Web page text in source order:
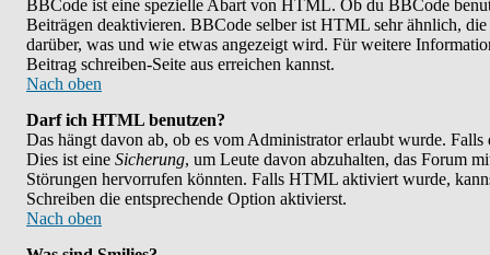
BBCode ist eine spezielle Abart von HTML. Ob du BBCode
Beiträgen deaktivieren. BBCode selber ist HTML sehr ähnlich,
darüber, was und wie etwas angezeigt wird. Für weitere
Beitrag schreiben-Seite aus erreichen kannst.
Nach oben
Darf ich HTML benutzen?
Das hängt davon ab, ob es vom Administrator erlaubt wurde.
Dies ist eine Sicherung, um Leute davon abzuhalten, das Forum
Störungen hervorrufen könnten. Falls HTML aktiviert wurde,
Schreiben die entsprechende Option aktivierst.
Nach oben